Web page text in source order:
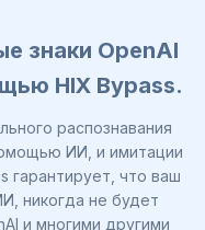
знаки OpenAI
HIX Bypass.
распознавания
ИИ, и имитации
гарантирует, что ваш
никогда не будет
и многими другими